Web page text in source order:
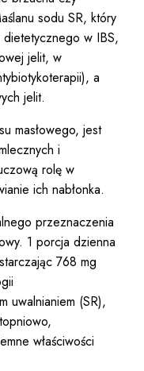
sodu SR, który
w IBS,
jelit, w
a
jelit.
masłowego, jest
i
rolę w
ich nabłonka.
przeznaczenia
1 porcja dzienna
768 mg
uwalnianiem (SR),
właściwości